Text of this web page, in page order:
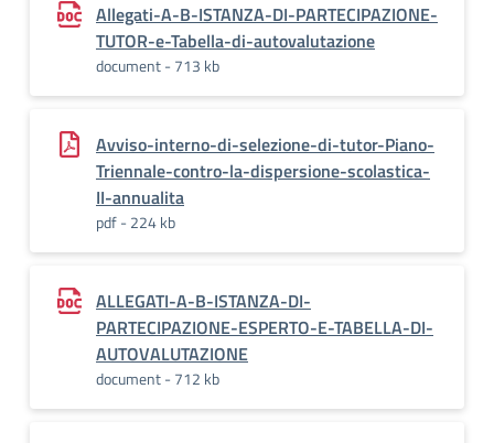
Allegati-A-B-ISTANZA-DI-PARTECIPAZIONE-
TUTOR-e-Tabella-di-autovalutazione
document - 713 kb
Avviso-interno-di-selezione-di-tutor-Piano-
Triennale-contro-la-dispersione-scolastica-
II-annualita
pdf - 224 kb
ALLEGATI-A-B-ISTANZA-DI-
PARTECIPAZIONE-ESPERTO-E-TABELLA-DI-
AUTOVALUTAZIONE
document - 712 kb